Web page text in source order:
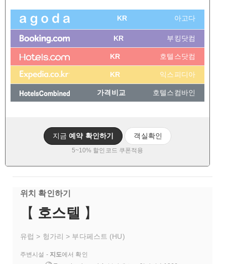
아고다
KR
부킹닷컴
KR
호텔스닷컴
KR
익스피디아
KR
호텔스컴바인
가격비교
지금예약 확인하기 객실확인
5~10% 할인코드 쿠폰적용
위치 확인하기
【 호스텔 】
유럽 > 헝가리 > 부다페스트 (HU)
주변시설 - 지도에서 확인